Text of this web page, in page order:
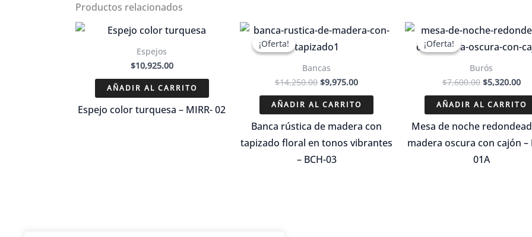
Productos relacionados
Espejos
$10,925.00
AÑADIR AL CARRITO
Espejo color turquesa – MIRR- 02
¡Oferta!
¡Oferta!
Bancas
$14,250.00 El
original
era:
$14,250.00.
$9,975.00El
actual
es:
$9,975.00.
AÑADIR AL CARRITO
Banca rústica de madera con
tapizado floral en tonos vibrantes
– BCH-03
¡Oferta!
¡Oferta!
Burós
$7,600.00 El
original
era:
$7,600.00.
$5,320.00El
es:
AÑADIR AL CARRITO
Mesa de noche
madera oscura con cajón –
01A